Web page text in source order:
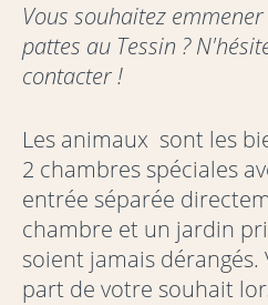
Vous souhaitez
pattes au Tessin ?
contacter !
Les animaux sont les
2 chambres spéciales
entrée séparée
chambre et un jardin
soient jamais
part de votre souhait